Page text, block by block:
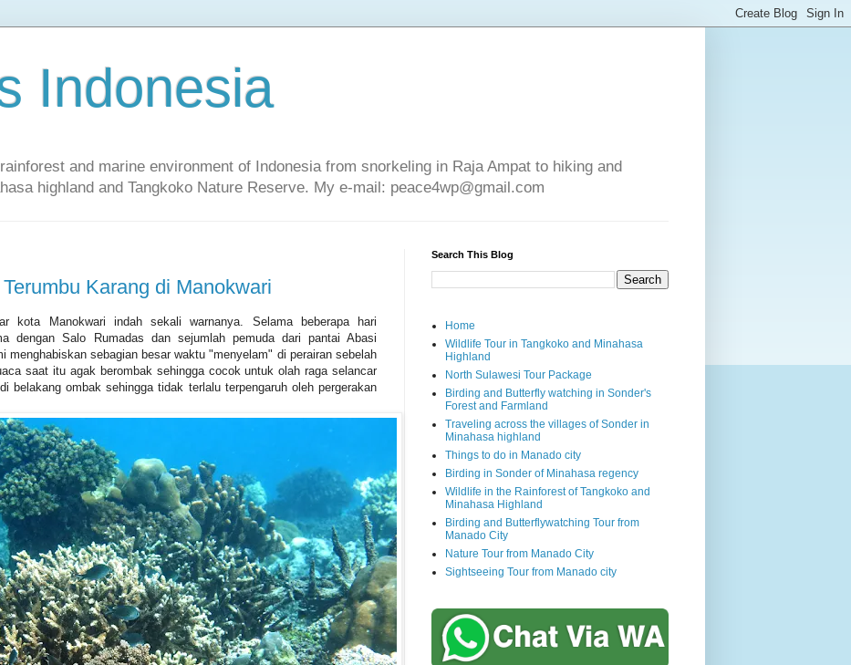
Indonesia
and marine environment of Indonesia from snorkeling in Raja Ampat to hiking and
highland and Tangkoko Nature Reserve. My e-mail: peace4wp@gmail.com
Karang di Manokwari
kota Manokwari indah sekali warnanya. Selama beberapa hari
dengan Salo Rumadas dan sejumlah pemuda dari pantai Abasi
menghabiskan sebagian besar waktu "menyelam" di perairan sebelah
saat itu agak berombak sehingga cocok untuk olah raga selancar
belakang ombak sehingga tidak terlalu terpengaruh oleh pergerakan
Search This Blog
Home
Wildlife Tour in Tangkoko and Minahasa
Highland
North Sulawesi Tour Package
Birding and Butterfly watching in Sonder's
Forest and Farmland
Traveling across the villages of Sonder in
Minahasa highland
Things to do in Manado city
Birding in Sonder of Minahasa regency
Wildlife in the Rainforest of Tangkoko and
Minahasa Highland
Birding and Butterflywatching Tour from
Manado City
Nature Tour from Manado City
Sightseeing Tour from Manado city